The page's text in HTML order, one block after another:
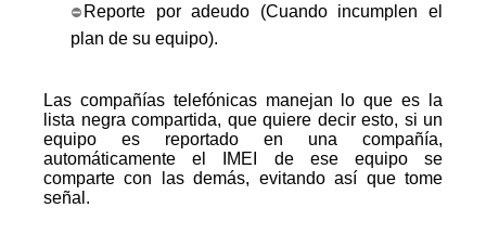
Reporte por adeudo (Cuando incumplen el
plan de su equipo).
Las compañías telefónicas manejan lo que es la
lista negra compartida, que quiere decir esto, si un
equipo es reportado en una compañía,
automáticamente el IMEI de ese equipo se
comparte con las demás, evitando así que tome
señal.